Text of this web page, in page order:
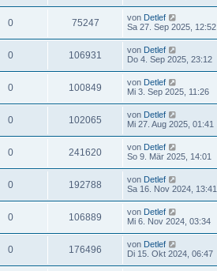
0 75247 von Detlef
Sa 27. Sep 2025, 12:52
0 106931 von Detlef
Do 4. Sep 2025, 23:12
0 100849 von Detlef
Mi 3. Sep 2025, 11:26
0 102065 von Detlef
Mi 27. Aug 2025, 01:41
0 241620 von Detlef
So 9. Mär 2025, 14:01
0 192788 von Detlef
Sa 16. Nov 2024, 13:41
0 106889 von Detlef
Mi 6. Nov 2024, 03:34
0 176496 von Detlef
Di 15. Okt 2024, 06:47